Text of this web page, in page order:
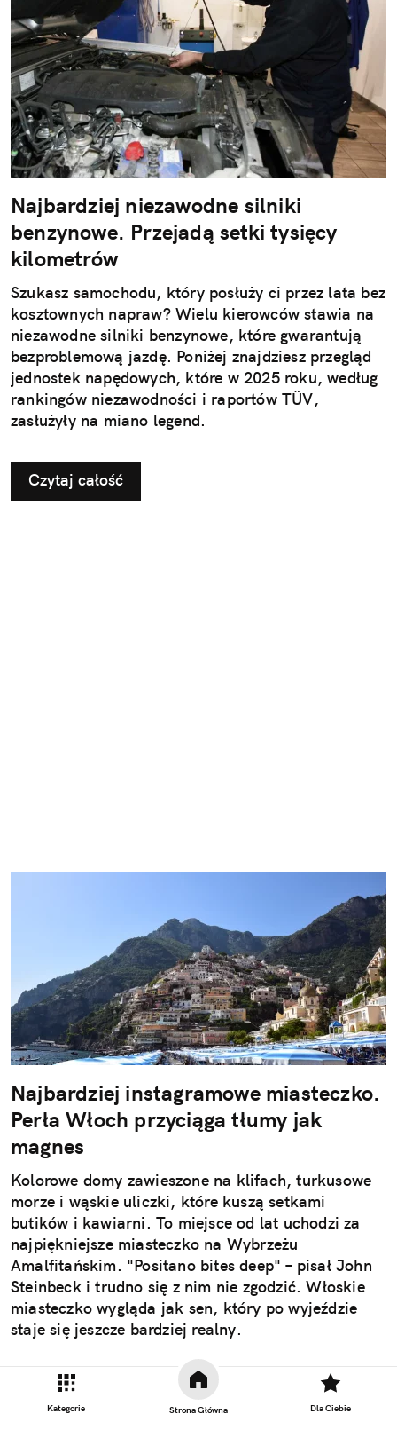
Kategorie Strona Główna Dla Ciebie
Najbardziej niezawodne silniki
benzynowe. Przejadą setki tysięcy
kilometrów
Szukasz samochodu, który posłuży ci przez lata bez
kosztownych napraw? Wielu kierowców stawia na
niezawodne silniki benzynowe, które gwarantują
bezproblemową jazdę. Poniżej znajdziesz przegląd
jednostek napędowych, które w 2025 roku, według
rankingów niezawodności i raportów TÜV,
zasłużyły na miano legend.
Czytaj całość
Najbardziej instagramowe miasteczko.
Perła Włoch przyciąga tłumy jak
magnes
Kolorowe domy zawieszone na klifach, turkusowe
morze i wąskie uliczki, które kuszą setkami
butików i kawiarni. To miejsce od lat uchodzi za
najpiękniejsze miasteczko na Wybrzeżu
Amalfitańskim. "Positano bites deep" – pisał John
Steinbeck i trudno się z nim nie zgodzić. Włoskie
miasteczko wygląda jak sen, który po wyjeździe
staje się jeszcze bardziej realny.
Czytaj całość